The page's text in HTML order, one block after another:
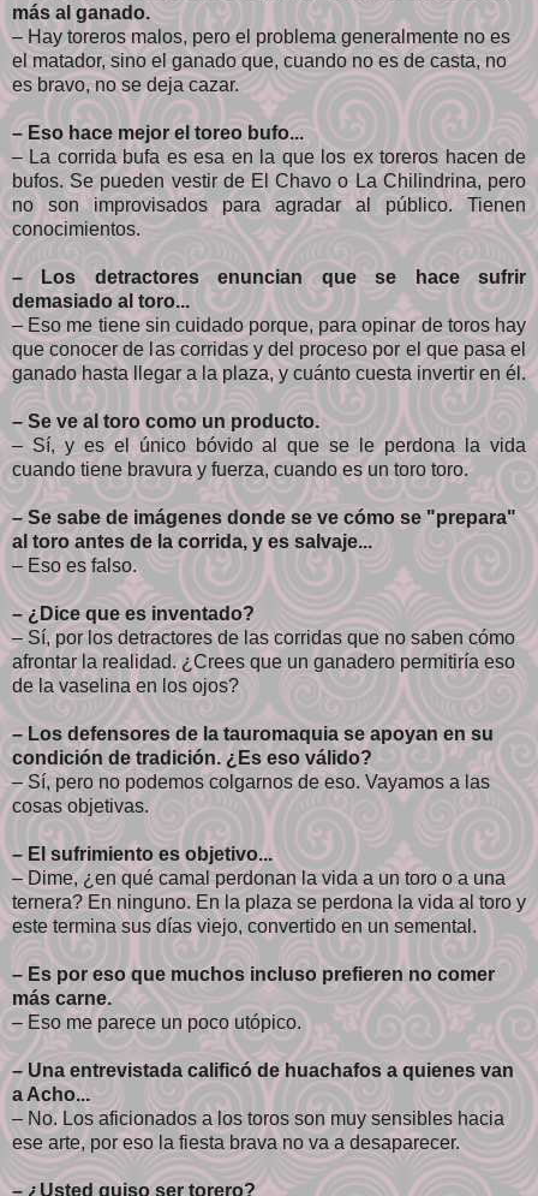
más al ganado.
– Hay toreros malos, pero el problema generalmente no es
el matador, sino el ganado que, cuando no es de casta, no
es bravo, no se deja cazar.
– Eso hace mejor el toreo bufo...
– La corrida bufa es esa en la que los ex toreros hacen de
bufos. Se pueden vestir de El Chavo o La Chilindrina, pero
no son improvisados para agradar al público. Tienen
conocimientos.
– Los detractores enuncian que se hace sufrir
demasiado al toro...
– Eso me tiene sin cuidado porque, para opinar de toros hay
que conocer de las corridas y del proceso por el que pasa el
ganado hasta llegar a la plaza, y cuánto cuesta invertir en él.
– Se ve al toro como un producto.
– Sí, y es el único bóvido al que se le perdona la vida
cuando tiene bravura y fuerza, cuando es un toro toro.
– Se sabe de imágenes donde se ve cómo se "prepara"
al toro antes de la corrida, y es salvaje...
– Eso es falso.
– ¿Dice que es inventado?
– Sí, por los detractores de las corridas que no saben cómo
afrontar la realidad. ¿Crees que un ganadero permitiría eso
de la vaselina en los ojos?
– Los defensores de la tauromaquia se apoyan en su
condición de tradición. ¿Es eso válido?
– Sí, pero no podemos colgarnos de eso. Vayamos a las
cosas objetivas.
– El sufrimiento es objetivo...
– Dime, ¿en qué camal perdonan la vida a un toro o a una
ternera? En ninguno. En la plaza se perdona la vida al toro y
este termina sus días viejo, convertido en un semental.
– Es por eso que muchos incluso prefieren no comer
más carne.
– Eso me parece un poco utópico.
– Una entrevistada calificó de huachafos a quienes van
a Acho...
– No. Los aficionados a los toros son muy sensibles hacia
ese arte, por eso la fiesta brava no va a desaparecer.
– ¿Usted quiso ser torero?